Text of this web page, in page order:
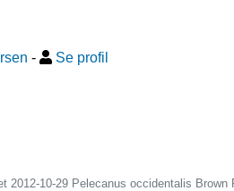
- Se profil
2012-10-29 Pelecanus occidentalis Brown